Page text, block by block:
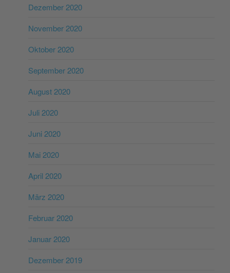
Dezember 2020
November 2020
Oktober 2020
September 2020
August 2020
Juli 2020
Juni 2020
Mai 2020
April 2020
März 2020
Februar 2020
Januar 2020
Dezember 2019